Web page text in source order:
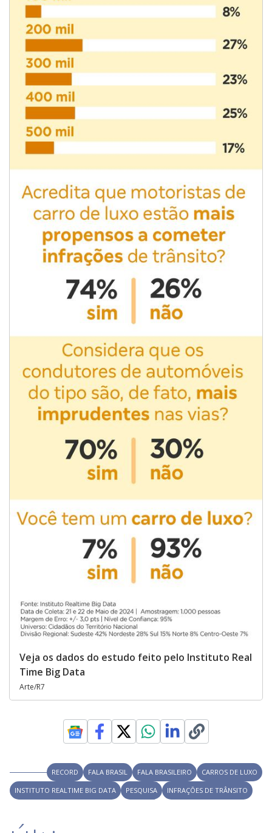
Veja os dados do estudo feito pelo Instituto Real
Time Big Data
Arte/R7
RECORD FALA BRASIL FALA BRASILEIRO
CARROS DE LUXO
INSTITUTO REALTIME BIG DATA
PESQUISA INFRAÇÕES DE TRÂNSITO